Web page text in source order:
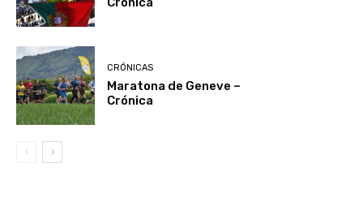
CRÓNICAS
Maratona de Geneve –
Crónica